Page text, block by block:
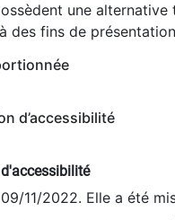
une alternative
des fins de
d’accessibilité
11/2022. Elle a été